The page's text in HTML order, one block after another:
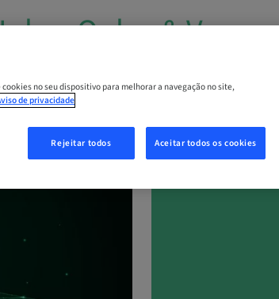
Onlay & Veneer
no seu dispositivo para melhorar a navegação no site,
de privacidade
Rejeitar todos Aceitar todos os cookies